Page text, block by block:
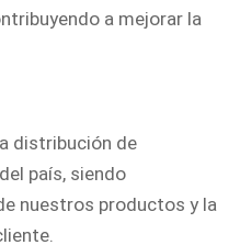
a mejorar la
distribución de
país, siendo
nuestros productos y la